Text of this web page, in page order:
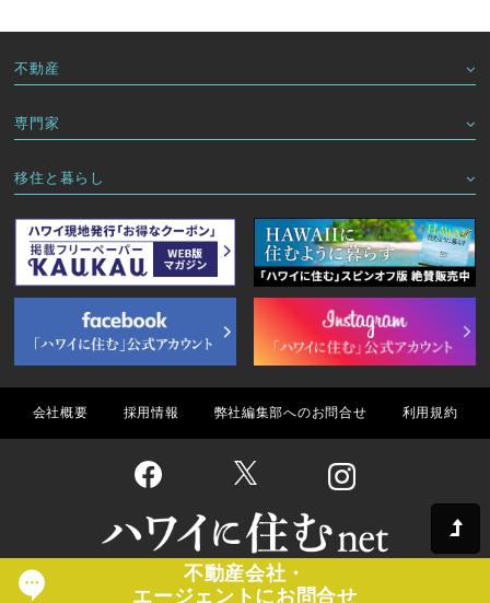
不動産会社・
エージェントにお問合せ
不動産
専門家
移住と暮らし
会社概要 採用情報 弊社編集部へのお問合せ 利用規約
Copyright(C) ハワイに住むnet All Rights Reserved.